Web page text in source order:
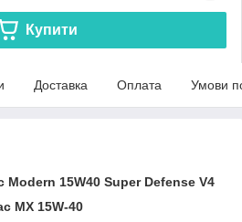
Купити
Доставка Оплата Умови
Modern 15W40 Super Defense V4
MX 15W-40